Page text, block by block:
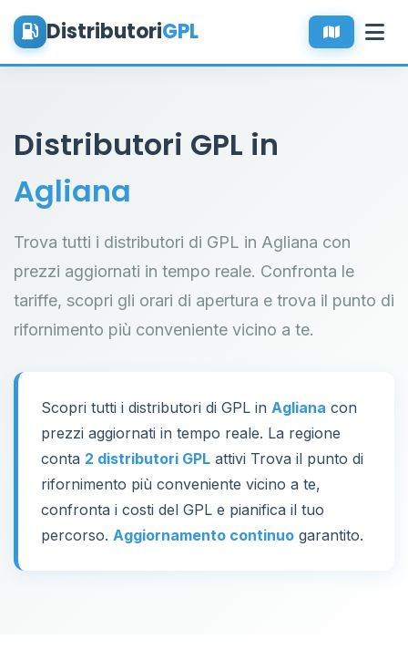
DistributoriGPL
Distributori GPL in
Agliana
Trova tutti i distributori di GPL in Agliana con
prezzi aggiornati in tempo reale. Confronta le
tariffe, scopri gli orari di apertura e trova il punto di
rifornimento più conveniente vicino a te.
Scopri tutti i distributori di GPL in Agliana con
prezzi aggiornati in tempo reale. La regione
conta 2 distributori GPL attivi Trova il punto di
rifornimento più conveniente vicino a te,
confronta i costi del GPL e pianifica il tuo
percorso. Aggiornamento continuo garantito.